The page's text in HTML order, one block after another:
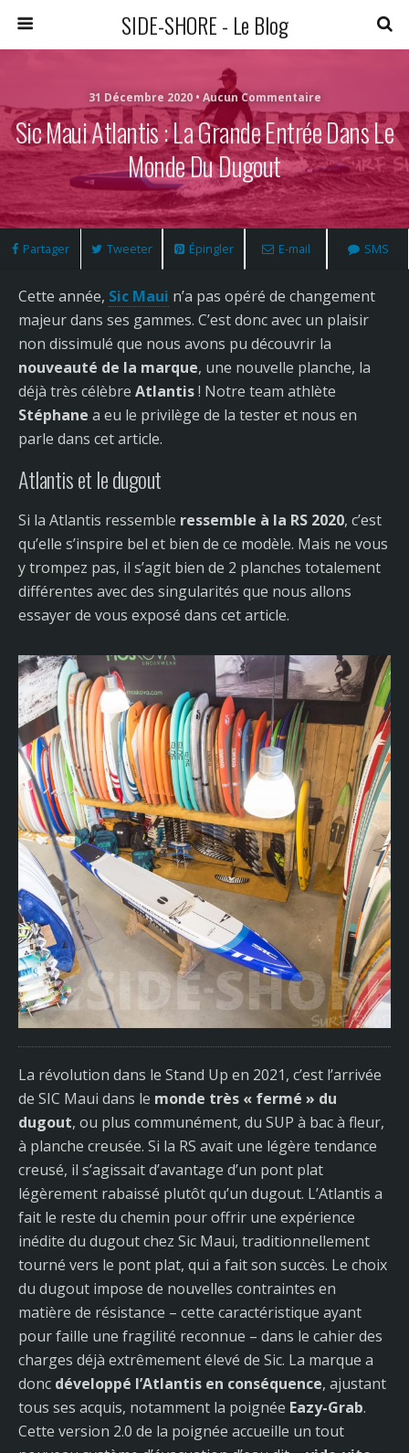
SIDE-SHORE - Le Blog
31 Décembre 2020 • Aucun Commentaire
Sic Maui Atlantis : La Grande Entrée Dans Le
Monde Du Dugout
Partager Tweeter Épingler E-mail SMS
Cette année, Sic Maui n’a pas opéré de changement
majeur dans ses gammes. C’est donc avec un plaisir
non dissimulé que nous avons pu découvrir la
nouveauté de la marque, une nouvelle planche, la
déjà très célèbre Atlantis! Notre team athlète
Stéphane a eu le privilège de la tester et nous en
parle dans cet article.
Atlantis et le dugout
Si la Atlantis ressemble ressemble à la RS 2020, c’est
qu’elle s’inspire bel et bien de ce modèle. Mais ne vous
y trompez pas, il s’agit bien de 2 planches totalement
différentes avec des singularités que nous allons
essayer de vous exposé dans cet article.
La révolution dans le Stand Up en 2021, c’est l’arrivée
de SIC Maui dans le monde très « fermé » du
dugout, ou plus communément, du SUP à bac à fleur,
à planche creusée. Si la RS avait une légère tendance
creusé, il s’agissait d’avantage d’un pont plat
légèrement rabaissé plutôt qu’un dugout. L’Atlantis a
fait le reste du chemin pour offrir une expérience
inédite du dugout chez Sic Maui, traditionnellement
tourné vers le pont plat, qui a fait son succès. Le choix
du dugout impose de nouvelles contraintes en
matière de résistance – cette caractéristique ayant
pour faille une fragilité reconnue – dans le cahier des
charges déjà extrêmement élevé de Sic. La marque a
donc développé l’Atlantis en conséquence, ajustant
tous ses acquis, notamment la poignée Eazy-Grab.
Cette version 2.0 de la poignée accueille un tout